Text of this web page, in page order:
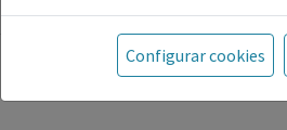
Toda la información incluida en la
referida a productos del mercado
tanto, dirigida a profesionales
facultados para prescribir o
Configurar cookies